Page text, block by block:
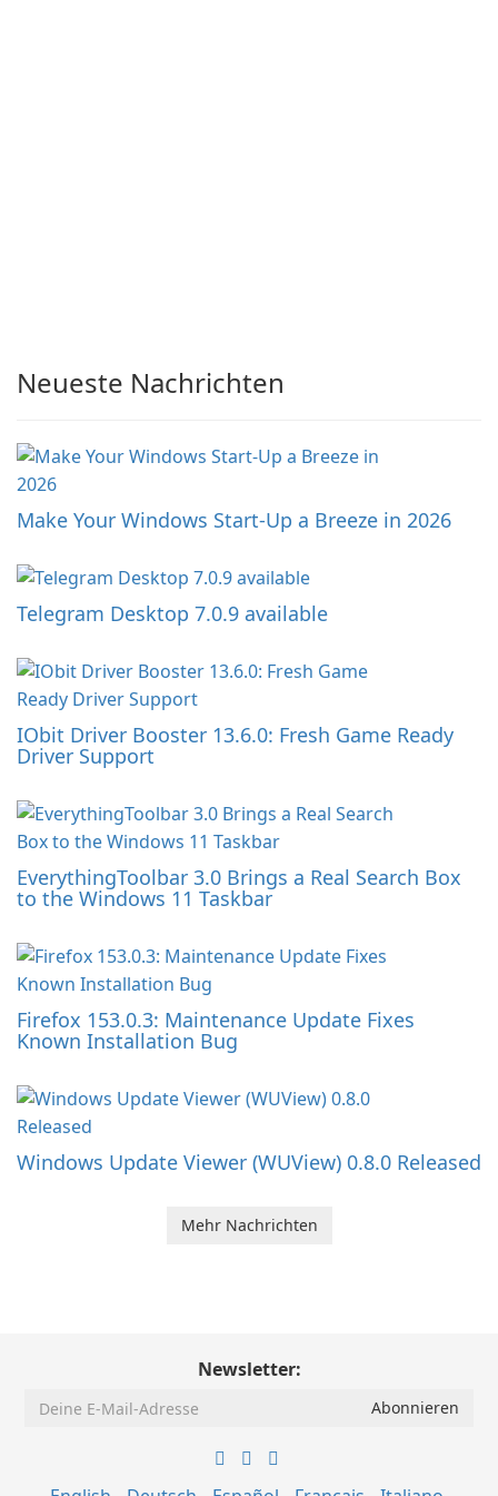
Neueste Nachrichten
Make Your Windows Start-Up a Breeze in 2026
Telegram Desktop 7.0.9 available
IObit Driver Booster 13.6.0: Fresh Game Ready
Driver Support
EverythingToolbar 3.0 Brings a Real Search Box
to the Windows 11 Taskbar
Firefox 153.0.3: Maintenance Update Fixes
Known Installation Bug
Windows Update Viewer (WUView) 0.8.0 Released
Mehr Nachrichten
Newsletter: